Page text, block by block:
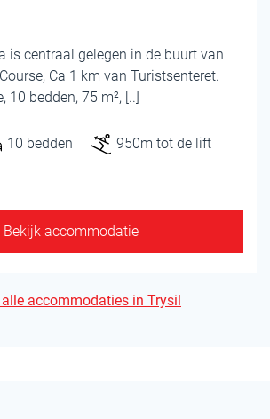
is centraal gelegen in de buurt van
Ca 1 km van Turistsenteret.
bedden, 75 m², [..]
10 bedden
950m tot de lift
Bekijk accommodatie
accommodaties in Trysil